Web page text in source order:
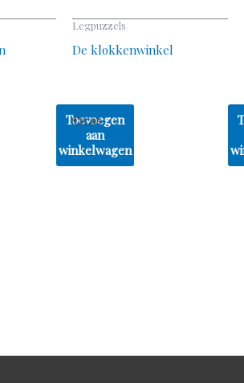
Toevoegen
aan
winkelwagen
Legpuzzels
De klokkenwinkel
€17,95